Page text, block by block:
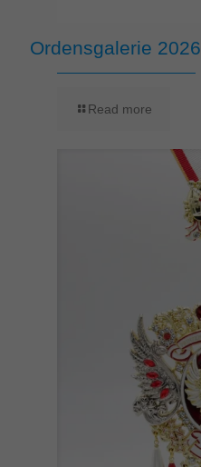
Ordensgalerie 2026
Read more